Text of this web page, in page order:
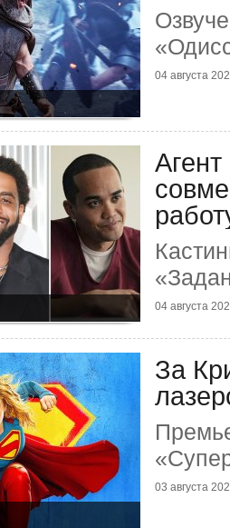
04 августа
04 августа
За
03 августа